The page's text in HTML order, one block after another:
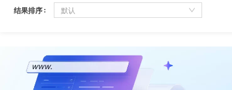
结果排序 默认